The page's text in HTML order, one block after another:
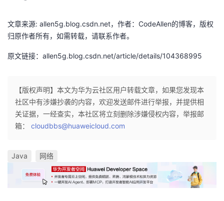
文章来源: allen5g.blog.csdn.net，作者：CodeAllen的博客，版权
归原作者所有，如需转载，请联系作者。
原文链接：allen5g.blog.csdn.net/article/details/104368995
【版权声明】本文为华为云社区用户转载文章，如果您发现本
社区中有涉嫌抄袭的内容，欢迎发送邮件进行举报，并提供相
关证据，一经查实，本社区将立刻删除涉嫌侵权内容，举报邮
箱： cloudbbs@huaweicloud.com
Java 网络